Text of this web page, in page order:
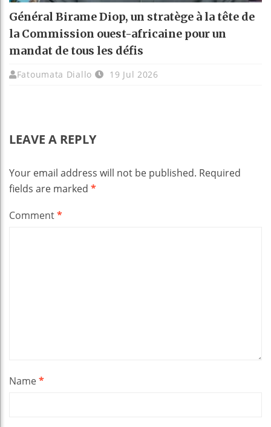
Général Birame Diop, un stratège à la tête de
la Commission ouest-africaine pour un
mandat de tous les défis
Fatoumata Diallo 19 Jul 2026
LEAVE A REPLY
Your email address will not be published. Required
fields are marked *
Comment*
Name*